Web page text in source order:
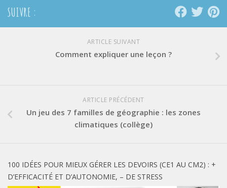
SUIVRE :
ARTICLE SUIVANT
Comment expliquer une leçon ?
ARTICLE PRÉCÉDENT
Un jeu des 7 familles de géographie : les zones
climatiques (collège)
100 IDÉES POUR MIEUX GÉRER LES DEVOIRS (CE1 AU CM2) : +
D’EFFICACITÉ ET D’AUTONOMIE, – DE STRESS